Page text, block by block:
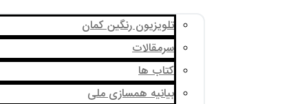
تلویزیون رنگین کمان
سرمقالات
کتاب ها
بیانیه همسازی ملی